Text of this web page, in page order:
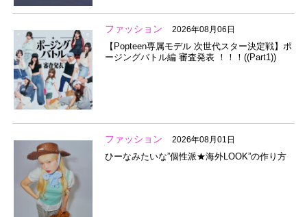
ファッション 2026年08月06日
【Popteen専属モデル 次世代スター決定戦】ポ
ージングバトル編 審査発表 ！！！((Part1))
ファッション 2026年08月01日
ひーなみたいな”個性派★海外LOOK”の作り方